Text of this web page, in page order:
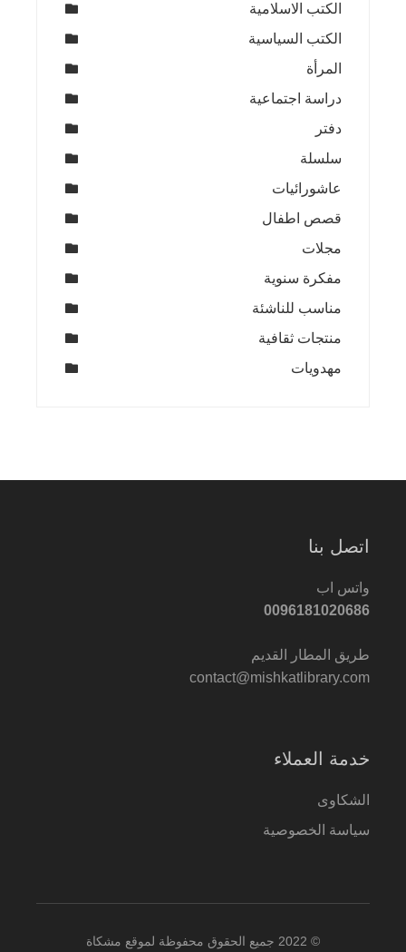
الكتب الاسلامية
الكتب السياسية
المرأة
دراسة اجتماعية
دفتر
سلسلة
عاشورائيات
قصص اطفال
مجلات
مفكرة سنوية
مناسب للناشئة
منتجات ثقافية
مهدويات
اتصل بنا
واتس اب
0096181020686
طريق المطار القديم
contact@mishkatlibrary.com
خدمة العملاء
الشكاوى
سياسة الخصوصية
© 2022 جميع الحقوق محفوظة لموقع مشكاة